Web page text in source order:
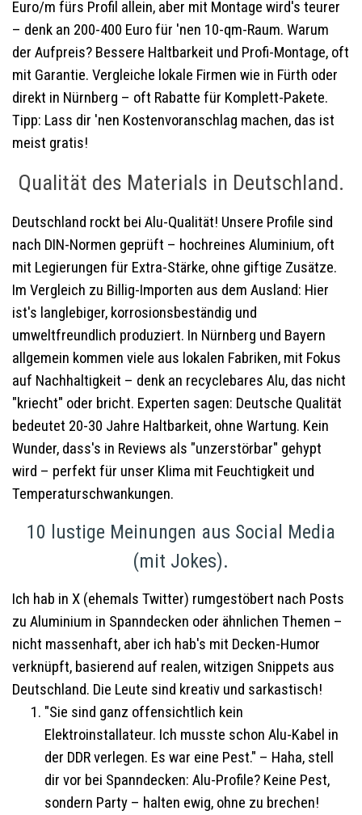
Euro/m fürs Profil allein, aber mit Montage wird's teurer
– denk an 200-400 Euro für 'nen 10-qm-Raum. Warum
der Aufpreis? Bessere Haltbarkeit und Profi-Montage, oft
mit Garantie. Vergleiche lokale Firmen wie in Fürth oder
direkt in Nürnberg – oft Rabatte für Komplett-Pakete.
Tipp: Lass dir 'nen Kostenvoranschlag machen, das ist
meist gratis!
Qualität des Materials in Deutschland.
Deutschland rockt bei Alu-Qualität! Unsere Profile sind
nach DIN-Normen geprüft – hochreines Aluminium, oft
mit Legierungen für Extra-Stärke, ohne giftige Zusätze.
Im Vergleich zu Billig-Importen aus dem Ausland: Hier
ist's langlebiger, korrosionsbeständig und
umweltfreundlich produziert. In Nürnberg und Bayern
allgemein kommen viele aus lokalen Fabriken, mit Fokus
auf Nachhaltigkeit – denk an recyclebares Alu, das nicht
"kriecht" oder bricht. Experten sagen: Deutsche Qualität
bedeutet 20-30 Jahre Haltbarkeit, ohne Wartung. Kein
Wunder, dass's in Reviews als "unzerstörbar" gehypt
wird – perfekt für unser Klima mit Feuchtigkeit und
Temperaturschwankungen.
10 lustige Meinungen aus Social Media
(mit Jokes).
Ich hab in X (ehemals Twitter) rumgestöbert nach Posts
zu Aluminium in Spanndecken oder ähnlichen Themen –
nicht massenhaft, aber ich hab's mit Decken-Humor
verknüpft, basierend auf realen, witzigen Snippets aus
Deutschland. Die Leute sind kreativ und sarkastisch!
"Sie sind ganz offensichtlich kein
Elektroinstallateur. Ich musste schon Alu-Kabel in
der DDR verlegen. Es war eine Pest." – Haha, stell
dir vor bei Spanndecken: Alu-Profile? Keine Pest,
sondern Party – halten ewig, ohne zu brechen!